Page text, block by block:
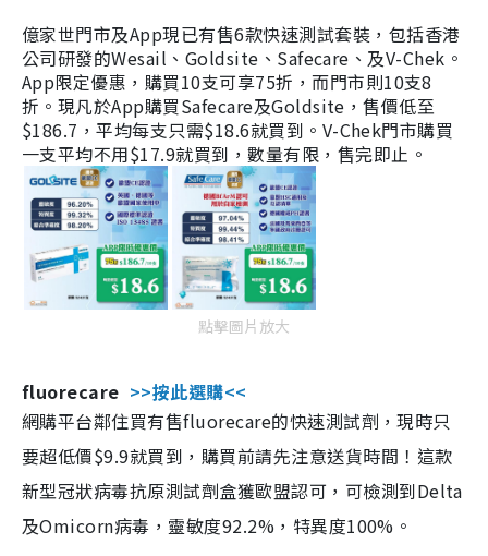
億家世門市及App現已有售6款快速測試套裝，包括香港
公司研發的Wesail、Goldsite、Safecare、及V-Chek。
App限定優惠，購買10支可享75折，而門市則10支8
折。現凡於App購買Safecare及Goldsite，售價低至
$186.7，平均每支只需$18.6就買到。V-Chek門市購買
一支平均不用$17.9就買到，數量有限，售完即止。
點擊圖片放大
fluorecare >>按此選購<<
網購平台鄰住買有售fluorecare的快速測試劑，現時只
要超低價$9.9就買到，購買前請先注意送貨時間！這款
新型冠狀病毒抗原測試劑盒獲歐盟認可，可檢測到Delta
及Omicorn病毒，靈敏度92.2%，特異度100%。